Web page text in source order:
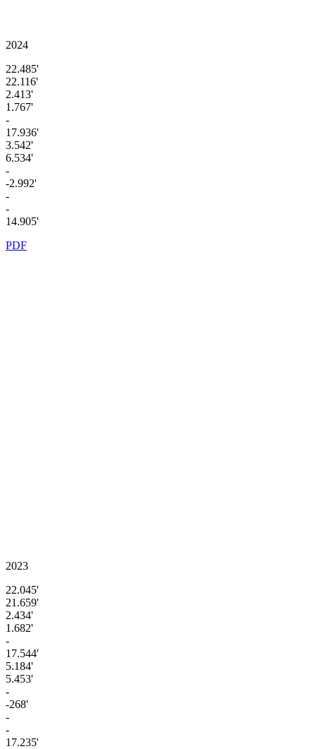
2024
22.485'
22.116'
2.413'
1.767'
-
17.936'
3.542'
6.534'
-
-2.992'
-
-
14.905'
PDF
2023
22.045'
21.659'
2.434'
1.682'
-
17.544'
5.184'
5.453'
-
-268'
-
-
17.235'